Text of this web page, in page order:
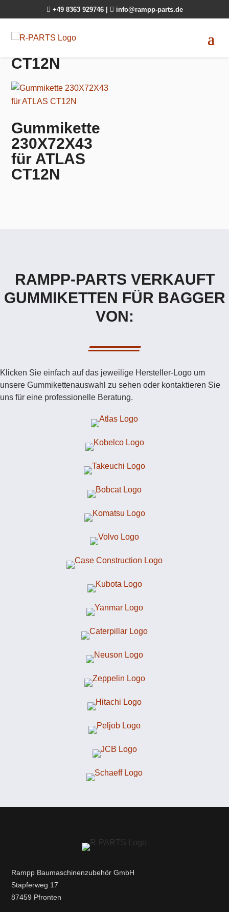
 +49 8363 929746  info@rampp-parts.de
CT12N
Gummikette
230X72X43
für ATLAS
CT12N
RAMPP-PARTS VERKAUFT
GUMMIKETTEN FÜR BAGGER
VON:
Klicken Sie einfach auf das jeweilige Hersteller-Logo um
unsere Gummikettenauswahl zu sehen oder kontaktieren Sie
uns für eine professionelle Beratung.
Rampp Baumaschinenzubehör GmbH
Stapferweg 17
87459 Pfronten